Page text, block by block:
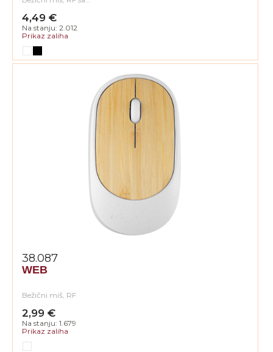
4,49 €
Na stanju: 2.012
Prikaz zaliha
38.087
WEB
Bežični miš, RF
2,99 €
Na stanju: 1.679
Prikaz zaliha